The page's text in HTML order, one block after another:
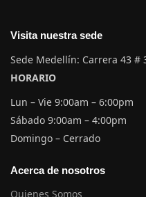
Visita nuestra sede
Sede Medellín: Carrera 43 #
HORARIO
Lun – Vie 9:00am – 6:00pm
Sábado 9:00am – 4:00pm
Domingo – Cerrado
Acerca de nosotros
Quienes Somos